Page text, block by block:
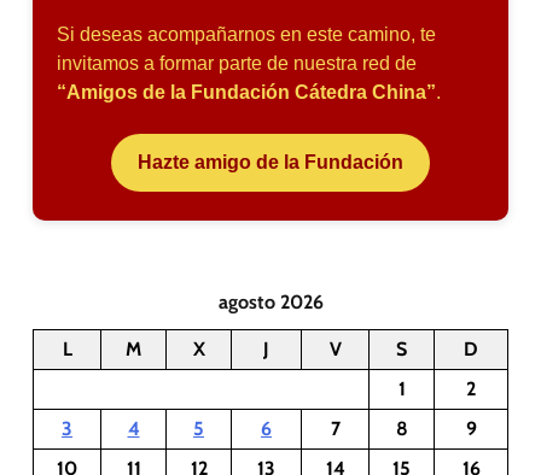
Si deseas acompañarnos en este camino, te
invitamos a formar parte de nuestra red de
“Amigos de la Fundación Cátedra China”.
Hazte amigo de la Fundación
agosto 2026
L M X J V S
D
1
2
3
4 5 6 7 8
9
10
11 12 13 14 15
16